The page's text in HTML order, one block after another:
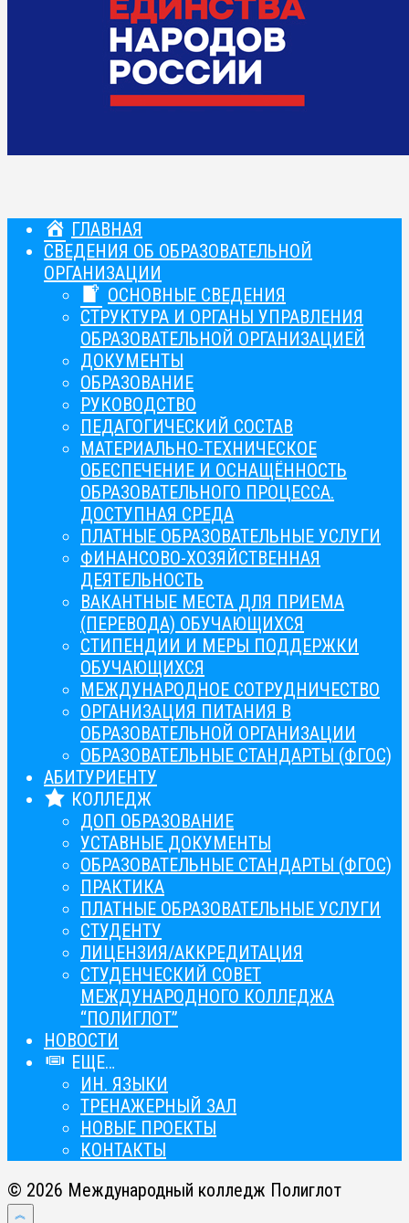
ГЛАВНАЯ
СВЕДЕНИЯ ОБ ОБРАЗОВАТЕЛЬНОЙ
ОРГАНИЗАЦИИ
ОСНОВНЫЕ СВЕДЕНИЯ
СТРУКТУРА И ОРГАНЫ УПРАВЛЕНИЯ
ОБРАЗОВАТЕЛЬНОЙ ОРГАНИЗАЦИЕЙ
ДОКУМЕНТЫ
ОБРАЗОВАНИЕ
РУКОВОДСТВО
ПЕДАГОГИЧЕСКИЙ СОСТАВ
МАТЕРИАЛЬНО-ТЕХНИЧЕСКОЕ
ОБЕСПЕЧЕНИЕ И ОСНАЩЁННОСТЬ
ОБРАЗОВАТЕЛЬНОГО ПРОЦЕССА.
ДОСТУПНАЯ СРЕДА
ПЛАТНЫЕ ОБРАЗОВАТЕЛЬНЫЕ УСЛУГИ
ФИНАНСОВО-ХОЗЯЙСТВЕННАЯ
ДЕЯТЕЛЬНОСТЬ
ВАКАНТНЫЕ МЕСТА ДЛЯ ПРИЕМА
(ПЕРЕВОДА) ОБУЧАЮЩИХСЯ
СТИПЕНДИИ И МЕРЫ ПОДДЕРЖКИ
ОБУЧАЮЩИХСЯ
МЕЖДУНАРОДНОЕ СОТРУДНИЧЕСТВО
ОРГАНИЗАЦИЯ ПИТАНИЯ В
ОБРАЗОВАТЕЛЬНОЙ ОРГАНИЗАЦИИ
ОБРАЗОВАТЕЛЬНЫЕ СТАНДАРТЫ (ФГОС)
АБИТУРИЕНТУ
КОЛЛЕДЖ
ДОП ОБРАЗОВАНИЕ
УСТАВНЫЕ ДОКУМЕНТЫ
ОБРАЗОВАТЕЛЬНЫЕ СТАНДАРТЫ (ФГОС)
ПРАКТИКА
ПЛАТНЫЕ ОБРАЗОВАТЕЛЬНЫЕ УСЛУГИ
СТУДЕНТУ
ЛИЦЕНЗИЯ/АККРЕДИТАЦИЯ
СТУДЕНЧЕСКИЙ СОВЕТ
МЕЖДУНАРОДНОГО КОЛЛЕДЖА
“ПОЛИГЛОТ”
НОВОСТИ
ЕЩЕ…
ИН. ЯЗЫКИ
ТРЕНАЖЕРНЫЙ ЗАЛ
НОВЫЕ ПРОЕКТЫ
КОНТАКТЫ
© 2026 Международный колледж Полиглот